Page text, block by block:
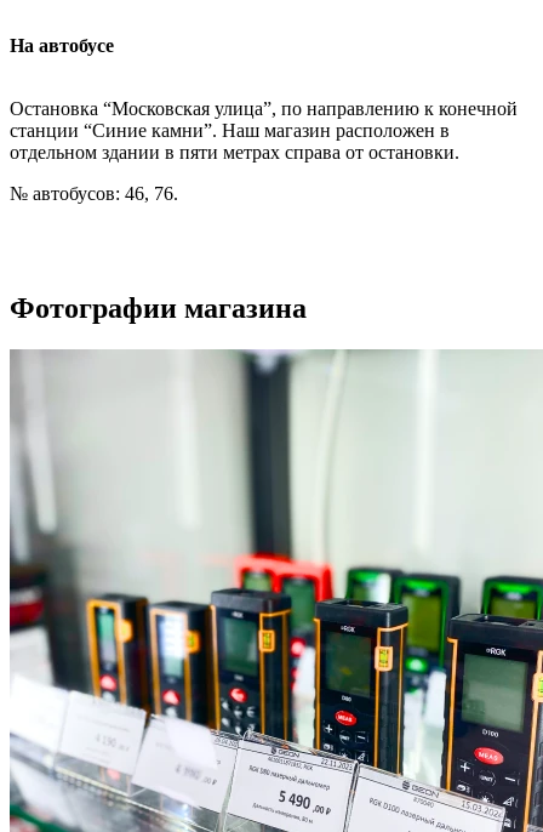
На автобусе
Остановка “Московская улица”, по направлению к конечной
станции “Синие камни”. Наш магазин расположен в
отдельном здании в пяти метрах справа от остановки.
№ автобусов: 46, 76.
Фотографии магазина